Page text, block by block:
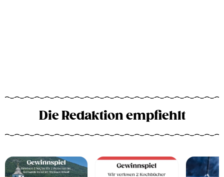
Die Redaktion empfiehlt